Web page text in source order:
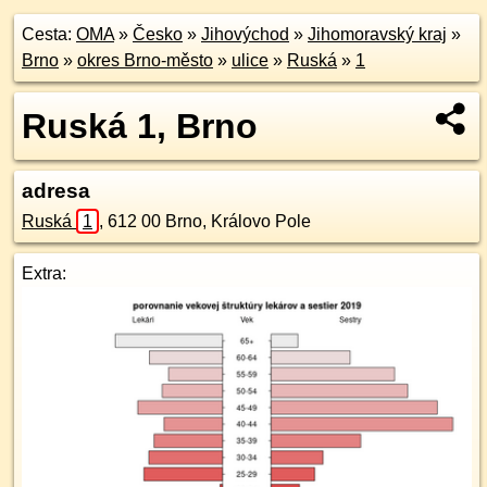
Cesta: OMA» Česko » Jihovýchod » Jihomoravský kraj »
Brno » okres Brno-město » ulice » Ruská » 1
Ruská 1, Brno
adresa
Ruská 1 , 612 00 Brno, Královo Pole
Extra: